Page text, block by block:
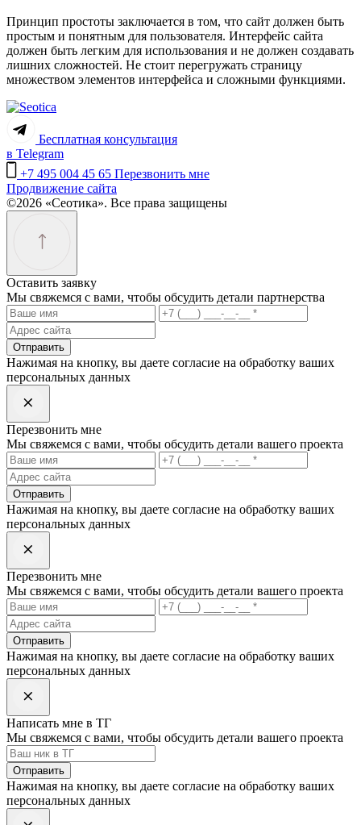
Принцип простоты заключается в том, что сайт должен быть
простым и понятным для пользователя. Интерфейс сайта
должен быть легким для использования и не должен создавать
лишних сложностей. Не стоит перегружать страницу
множеством элементов интерфейса и сложными функциями.
Бесплатная консультация
в Telegram
+7 495 004 45 65 Перезвонить мне
Продвижение сайта
©2026 «Сеотика». Все права защищены
Оставить заявку
Мы свяжемся с вами, чтобы обсудить детали партнерства
Отправить
Нажимая на кнопку, вы даете согласие на обработку ваших
персональных данных
Перезвонить мне
Мы свяжемся с вами, чтобы обсудить детали вашего проекта
Отправить
Нажимая на кнопку, вы даете согласие на обработку ваших
персональных данных
Перезвонить мне
Мы свяжемся с вами, чтобы обсудить детали вашего проекта
Отправить
Нажимая на кнопку, вы даете согласие на обработку ваших
персональных данных
Написать мне в ТГ
Мы свяжемся с вами, чтобы обсудить детали вашего проекта
Отправить
Нажимая на кнопку, вы даете согласие на обработку ваших
персональных данных